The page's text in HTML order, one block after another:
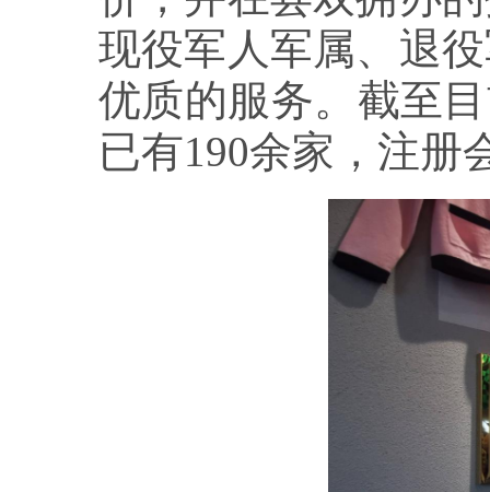
现役军人军属、退
优质的服务。截至
已有190余家，注册